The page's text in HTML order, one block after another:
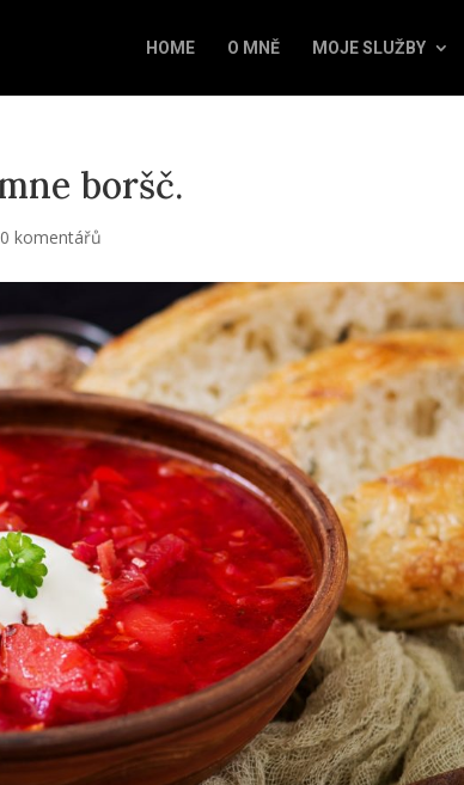
HOME O MNĚ MOJE SLUŽBY
boršč.
0 komentářů